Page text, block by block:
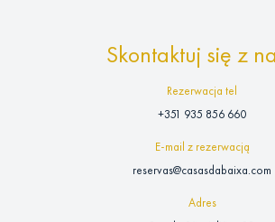
Skontaktuj się z
Rezerwacja tel
+351 935 856 660
E-mail z rezerwacją
reservas@casasdabaixa.com
Adres